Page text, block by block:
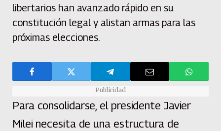
libertarios han avanzado rápido en su
constitución legal y alistan armas para las
próximas elecciones.
Publicidad
Para consolidarse, el presidente Javier
Milei necesita de una estructura de